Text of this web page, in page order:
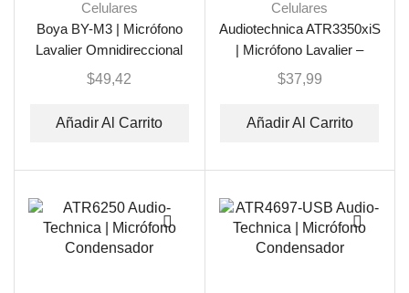
Celulares
Boya BY-M3 | Micrófono
Lavalier Omnidireccional
Tipo C
$49,42
Añadir Al Carrito
Celulares
Audiotechnica ATR3350xiS
| Micrófono Lavalier –
Corbatero
$37,99
Añadir Al Carrito